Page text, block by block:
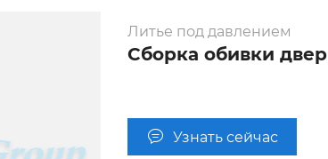
Литье под давлением
Сборка обивки
Узнать сейчас